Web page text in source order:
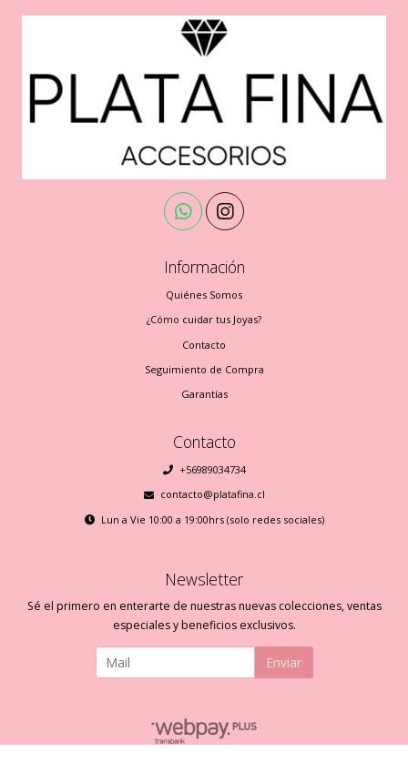
Información
Quiénes Somos
¿Cómo cuidar tus Joyas?
Contacto
Seguimiento de Compra
Garantías
Contacto
+56989034734
contacto@platafina.cl
Lun a Vie 10:00 a 19:00hrs (solo redes sociales)
Newsletter
Sé el primero en enterarte de nuestras nuevas colecciones, ventas
especiales y beneficios exclusivos.
Enviar